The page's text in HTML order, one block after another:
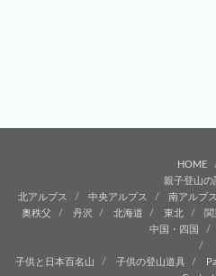
HOME
親子登山の
北アルプス
中央アルプス 南アルプス
奥秩父
丹沢 北海道 東北 関
中国・四国
子供と日本百名山 子供の登山道具